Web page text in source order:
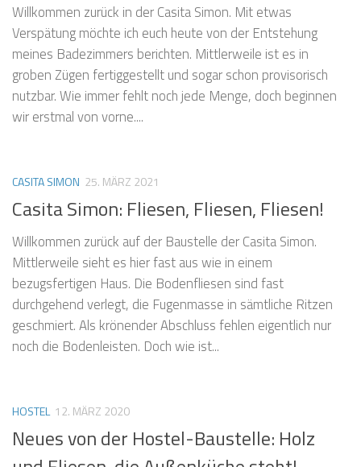
Willkommen zurück in der Casita Simon. Mit etwas
Verspätung möchte ich euch heute von der Entstehung
meines Badezimmers berichten. Mittlerweile ist es in
groben Zügen fertiggestellt und sogar schon provisorisch
nutzbar. Wie immer fehlt noch jede Menge, doch beginnen
wir erstmal von vorne....
CASITA SIMON 25. MÄRZ 2021
Casita Simon: Fliesen, Fliesen, Fliesen!
Willkommen zurück auf der Baustelle der Casita Simon.
Mittlerweile sieht es hier fast aus wie in einem
bezugsfertigen Haus. Die Bodenfliesen sind fast
durchgehend verlegt, die Fugenmasse in sämtliche Ritzen
geschmiert. Als krönender Abschluss fehlen eigentlich nur
noch die Bodenleisten. Doch wie ist...
HOSTEL 12. MÄRZ 2020
Neues von der Hostel-Baustelle: Holz